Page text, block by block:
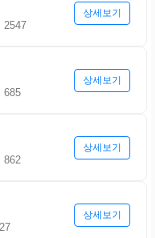
2547
상세보기
685
상세보기
862
상세보기
상세보기